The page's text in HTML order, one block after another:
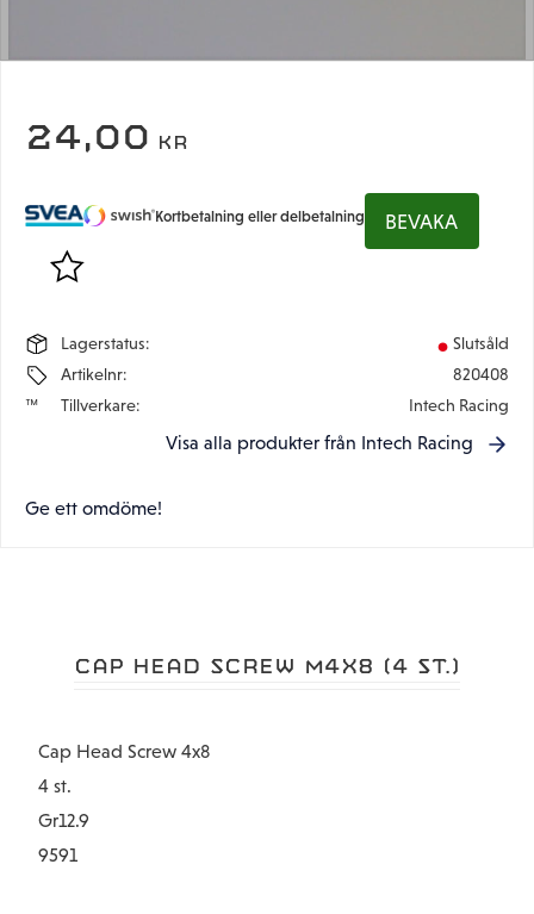
24,00 KR
Lägg till i favoriter
Kortbetalning eller delbetalning BEVAKA
Lagerstatus
Slutsåld
Artikelnr
820408
Tillverkare
Intech Racing
Visa alla produkter från Intech Racing
Ge ett omdöme!
CAP HEAD SCREW M4X8 (4 ST.)
Cap Head Screw 4x8
4 st.
Gr12.9
9591